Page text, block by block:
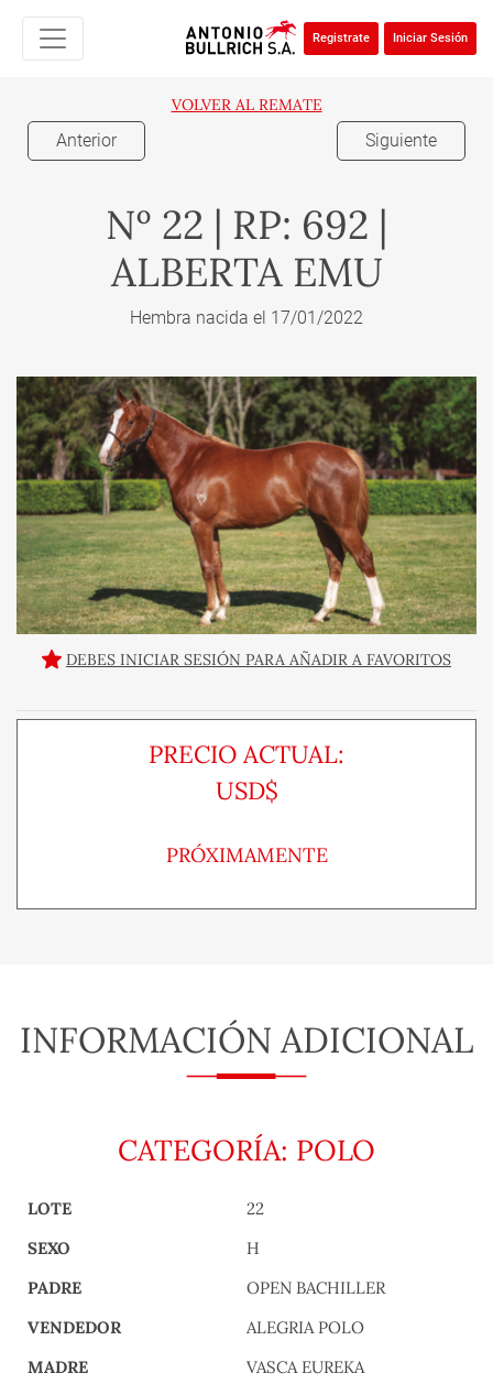
Registrate Iniciar Sesión
Anterior
VOLVER AL REMATE
Nº 22 | RP: 692 |
ALBERTA EMU
Hembra nacida el 17/01/2022
Siguiente
DEBES INICIAR SESIÓN PARA AÑADIR A FAVORITOS
PRECIO ACTUAL:
USD$
PRÓXIMAMENTE
INFORMACIÓN ADICIONAL
CATEGORÍA: POLO
LOTE
22
SEXO
H
PADRE
OPEN BACHILLER
VENDEDOR
ALEGRIA POLO
MADRE
VASCA EUREKA